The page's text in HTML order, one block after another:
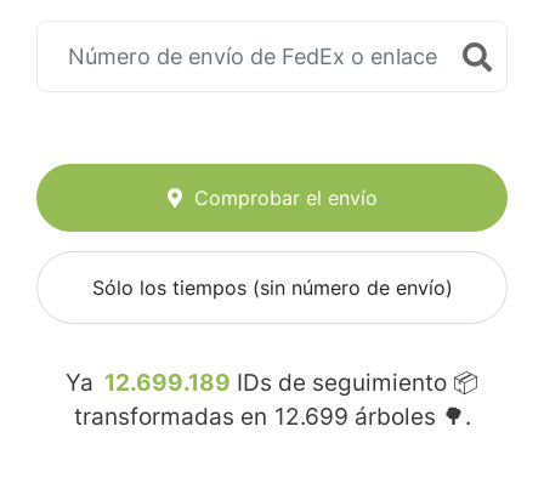
Comprobar el envío
Sólo los tiempos (sin número de envío)
Ya 12.699.189 IDs de seguimiento 📦
transformadas en 12.699 árboles 🌳.